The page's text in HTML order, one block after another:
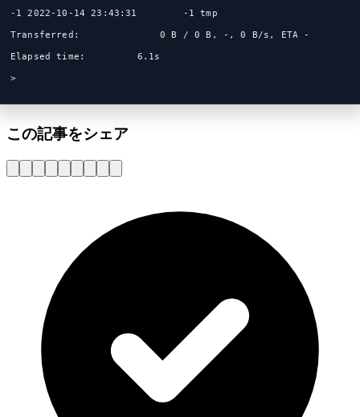
-1 2022-10-14 23:43:31        -1 tmp
Transferred:              0 B / 0 B, -, 0 B/s, ETA -
Elapsed time:         6.1s
>
この記事をシェア